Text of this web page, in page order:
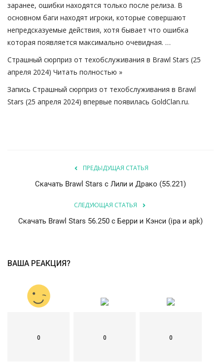
заранее, ошибки находятся только после релиза. В
основном баги находят игроки, которые совершают
непредсказуемые действия, хотя бывает что ошибка
которая появляется максимально очевидная. …
Страшный сюрприз от техобслуживания в Brawl Stars (25
апреля 2024) Читать полностью »
Запись Страшный сюрприз от техобслуживания в Brawl
Stars (25 апреля 2024) впервые появилась GoldClan.ru.
ПРЕДЫДУЩАЯ СТАТЬЯ
Скачать Brawl Stars с Лили и Драко (55.221)
СЛЕДУЮЩАЯ СТАТЬЯ
Скачать Brawl Stars 56.250 с Берри и Кэнси (ipa и apk)
ВАША РЕАКЦИЯ?
0 0 0